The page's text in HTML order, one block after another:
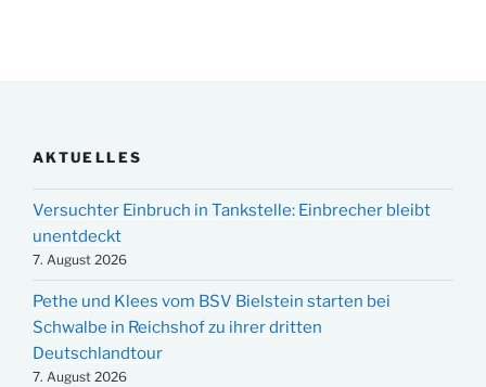
AKTUELLES
Versuchter Einbruch in Tankstelle: Einbrecher bleibt
unentdeckt
7. August 2026
Pethe und Klees vom BSV Bielstein starten bei
Schwalbe in Reichshof zu ihrer dritten
Deutschlandtour
7. August 2026